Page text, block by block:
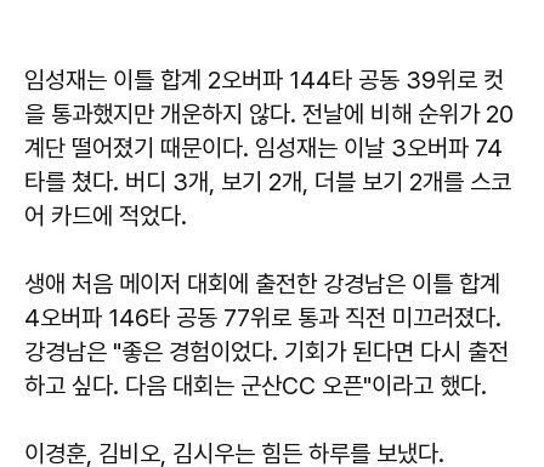
임성재는 이틀 합계 2오버파 144타 공동 39위로 컷
을 통과했지만 개운하지 않다. 전날에 비해 순위가 20
계단 떨어졌기 때문이다. 임성재는 이날 3오버파 74
타를 쳤다. 버디 3개, 보기 2개, 더블 보기 2개를 스코
어 카드에 적었다.
생애 처음 메이저 대회에 출전한 강경남은 이틀 합계
4오버파 146타 공동 77위로 통과 직전 미끄러졌다.
강경남은 "좋은 경험이었다. 기회가 된다면 다시 출전
하고 싶다. 다음 대회는 군산CC 오픈"이라고 했다.
이경훈, 김비오, 김시우는 힘든 하루를 보냈다.